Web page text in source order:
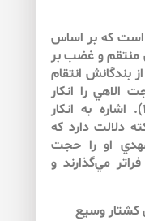
است كه بر اساس
منتقم و غضب بر
بندگانش انتقام
الاهي را انكار
كردند (مجلسي، ۱۴۰۳: ج۵۷، ص۲۱۳). اشاره به انكار
دلالت دارد كه
او را حجت
مي‌گذارند و